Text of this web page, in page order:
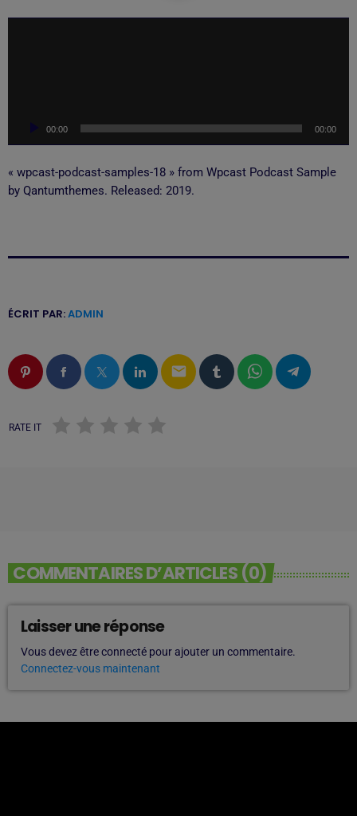
u
d
00:00 00:00
« wpcast-podcast-samples-18 » from Wpcast Podcast Sample
by Qantumthemes. Released: 2019.
ÉCRIT PAR:ADMIN
email
RATE IT
COMMENTAIRES D’ARTICLES (0)
Laisser une réponse
Vous devez être connecté pour ajouter un commentaire.
Connectez-vous maintenant